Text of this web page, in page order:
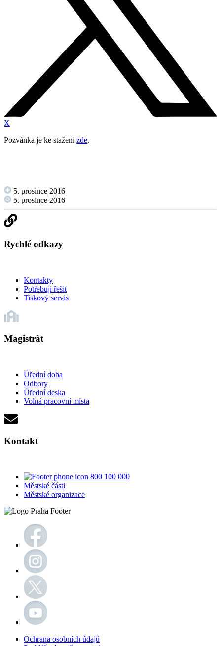
X
Pozvánka je ke staženízde.
5. prosince 2016
5. prosince 2016
Rychlé odkazy
Kontakty
Potřebuji řešit
Tiskový servis
Magistrát
Úřední doba
Odbory
Úřední deska
Volná pracovní místa
Kontakt
800 100 000
Městské části
Městské organizace
Ochrana osobních údajů